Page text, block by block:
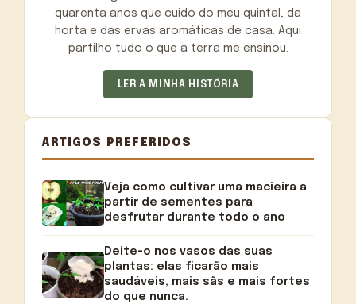
quarenta anos que cuido do meu quintal, da
horta e das ervas aromáticas de casa. Aqui
partilho tudo o que a terra me ensinou.
LER A MINHA HISTÓRIA
ARTIGOS PREFERIDOS
Veja como cultivar uma macieira a
partir de sementes para
desfrutar durante todo o ano
Deite-o nos vasos das suas
plantas: elas ficarão mais
saudáveis, mais sãs e mais fortes
do que nunca.